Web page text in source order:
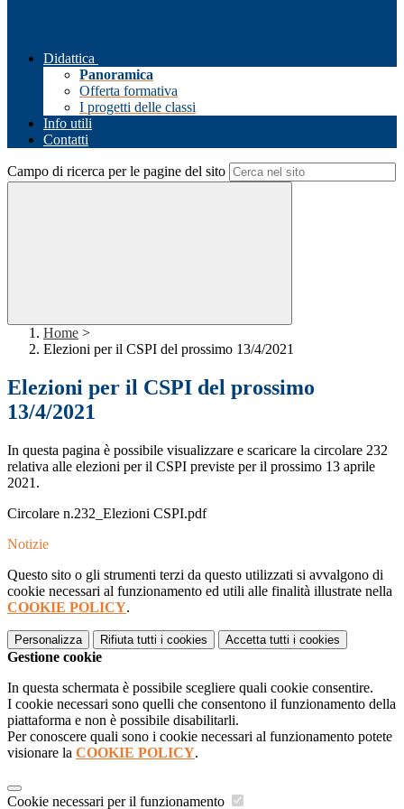
Didattica
Panoramica
Offerta formativa
I progetti delle classi
Info utili
Contatti
Campo di ricerca per le pagine del sito
Home >
Elezioni per il CSPI del prossimo 13/4/2021
Elezioni per il CSPI del prossimo
13/4/2021
In questa pagina è possibile visualizzare e scaricare la circolare 232
relativa alle elezioni per il CSPI previste per il prossimo 13 aprile
2021.
Circolare n.232_Elezioni CSPI.pdf
Notizie
Questo sito o gli strumenti terzi da questo utilizzati si avvalgono di
cookie necessari al funzionamento ed utili alle finalità illustrate nella
COOKIE POLICY.
Personalizza Rifiuta tutti i cookies Accetta tutti i cookies
Gestione cookie
In questa schermata è possibile scegliere quali cookie consentire.
I cookie necessari sono quelli che consentono il funzionamento della
piattaforma e non è possibile disabilitarli.
Per conoscere quali sono i cookie necessari al funzionamento potete
visionare la COOKIE POLICY.
Cookie necessari per il funzionamento